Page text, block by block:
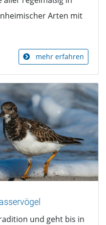
Arten mit
mehr erfahren
und geht bis in